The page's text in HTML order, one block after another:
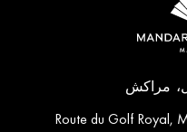
مراكش
Route du Golf Royal,